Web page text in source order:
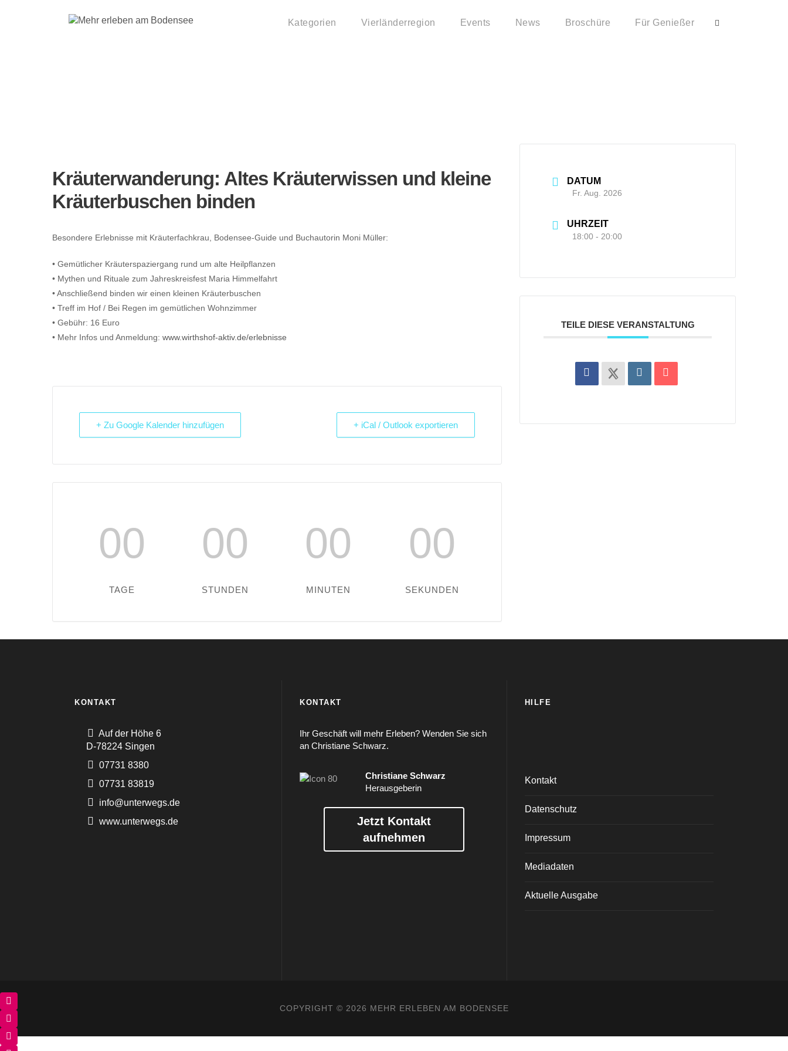
Kategorien Vierländerregion Events News Broschüre Für Genießer
Kräuterwanderung: Altes Kräuterwissen und kleine
Kräuterbuschen binden
Besondere Erlebnisse mit Kräuterfachkrau, Bodensee-Guide und Buchautorin Moni Müller:
• Gemütlicher Kräuterspaziergang rund um alte Heilpflanzen
• Mythen und Rituale zum Jahreskreisfest Maria Himmelfahrt
• Anschließend binden wir einen kleinen Kräuterbuschen
• Treff im Hof / Bei Regen im gemütlichen Wohnzimmer
• Gebühr: 16 Euro
• Mehr Infos und Anmeldung: www.wirthshof-aktiv.de/erlebnisse
+ Zu Google Kalender hinzufügen + iCal / Outlook exportieren
00
TAGE
00
STUNDEN
00
MINUTEN
00
SEKUNDEN
DATUM
Fr. Aug. 2026
UHRZEIT
18:00 - 20:00
TEILE DIESE VERANSTALTUNG
KONTAKT
Auf der Höhe 6
D-78224 Singen
07731 8380
07731 83819
info@unterwegs.de
www.unterwegs.de
KONTAKT
Ihr Geschäft will mehr Erleben? Wenden Sie sich
an Christiane Schwarz.
Christiane Schwarz
Herausgeberin
Jetzt Kontakt
aufnehmen
HILFE
Kontakt
Datenschutz
Impressum
Mediadaten
Aktuelle Ausgabe
COPYRIGHT © 2026 MEHR ERLEBEN AM BODENSEE